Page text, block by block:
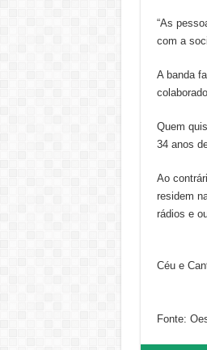
“As
com a
A banda
Quem
34 anos
Ao
residem
rádios e
Céu e
Fonte: